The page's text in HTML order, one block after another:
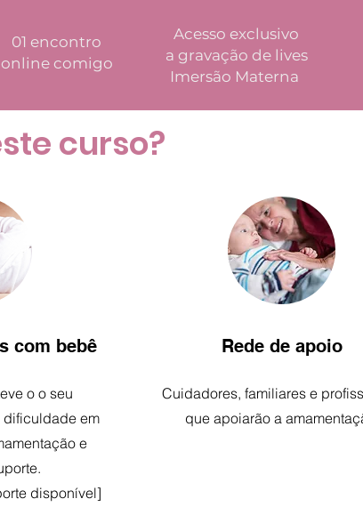
01 encontro
online comigo
Acesso exclusivo
a gravação de lives
Imersão Materna
curso?
com bebê
o o seu
dificuldade em
e
disponível]
Rede de apoio
Cuidadores, familiares e
que apoiarão a